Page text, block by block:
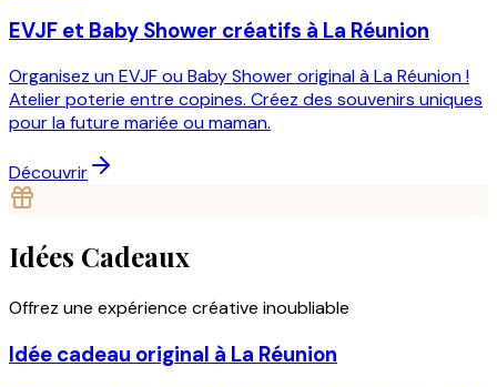
EVJF et Baby Shower créatifs à La Réunion
Organisez un EVJF ou Baby Shower original à La Réunion !
Atelier poterie entre copines. Créez des souvenirs uniques
pour la future mariée ou maman.
Découvrir
Idées Cadeaux
Offrez une expérience créative inoubliable
Idée cadeau original à La Réunion